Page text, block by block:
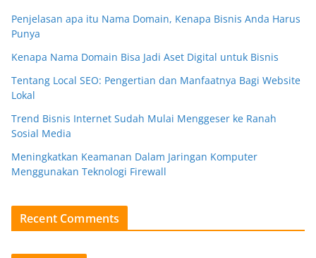
Penjelasan apa itu Nama Domain, Kenapa Bisnis Anda Harus
Punya
Kenapa Nama Domain Bisa Jadi Aset Digital untuk Bisnis
Tentang Local SEO: Pengertian dan Manfaatnya Bagi Website
Lokal
Trend Bisnis Internet Sudah Mulai Menggeser ke Ranah
Sosial Media
Meningkatkan Keamanan Dalam Jaringan Komputer
Menggunakan Teknologi Firewall
Recent Comments